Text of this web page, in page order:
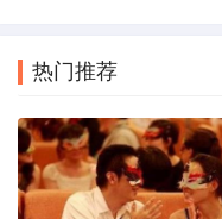
热门推荐